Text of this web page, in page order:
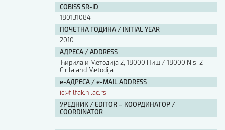
COBISS.SR-ID
180131084
ПОЧЕТНА ГОДИНА / INITIAL YEAR
2010
АДРЕСА / ADDRESS
Ћирила и Методија 2, 18000 Ниш / 18000 Nis, 2
Cirila and Metodija
е-АДРЕСА / e-MAIL ADDRESS
ic@filfak.ni.ac.rs
УРЕДНИК / EDITOR – КООРДИНАТОР /
COORDINATOR
-